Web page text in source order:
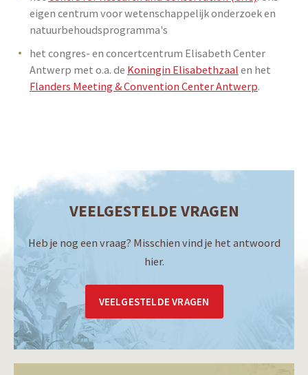
eigen centrum voor wetenschappelijk onderzoek en
natuurbehoudsprogramma's
het congres- en concertcentrum Elisabeth Center
Antwerp met o.a. de Koningin Elisabethzaal en het
Flanders Meeting & Convention Center Antwerp.
VEELGESTELDE VRAGEN
Heb je nog een vraag? Misschien vind je het antwoord
hier.
VEELGESTELDE VRAGEN